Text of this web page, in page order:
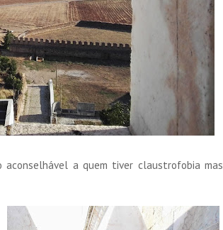
a quem tiver claustrofobia mas